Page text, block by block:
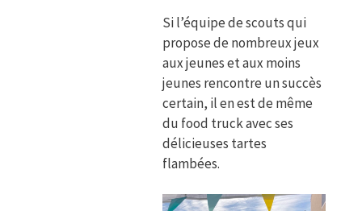
Si l’équipe de scouts qui
propose de nombreux jeux
aux jeunes et aux moins
jeunes rencontre un succès
certain, il en est de même
du food truck avec ses
délicieuses tartes
flambées.